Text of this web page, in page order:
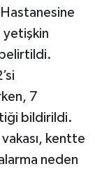
yetişkin
7
bildirildi.
kentte
neden